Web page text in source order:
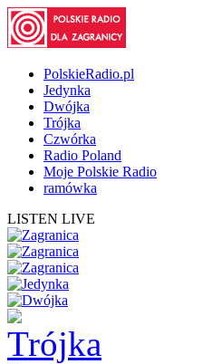
PolskieRadio.pl
Jedynka
Dwójka
Trójka
Czwórka
Radio Poland
Moje Polskie Radio
ramówka
LISTEN LIVE